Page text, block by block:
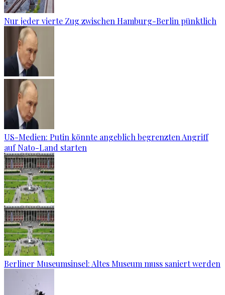
Nur jeder vierte Zug zwischen Hamburg-Berlin pünktlich
US-Medien: Putin könnte angeblich begrenzten Angriff
auf Nato-Land starten
Berliner Museumsinsel: Altes Museum muss saniert werden